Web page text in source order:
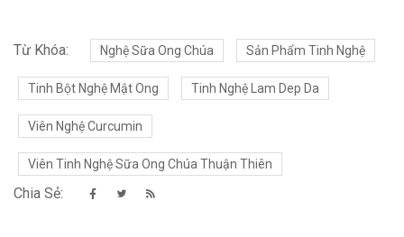
Từ Khóa: Nghệ Sữa Ong Chúa Sản Phẩm Tinh Nghệ
Tinh Bột Nghệ Mật Ong Tinh Nghệ Lam Dep Da
Viên Nghệ Curcumin
Viên Tinh Nghệ Sữa Ong Chúa Thuận Thiên
Chia Sẻ: